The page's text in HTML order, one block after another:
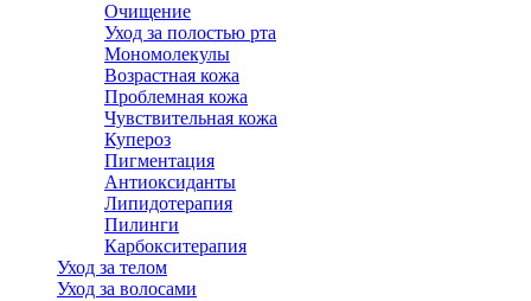
Очищение
Уход за полостью рта
Мономолекулы
Возрастная кожа
Проблемная кожа
Чувствительная кожа
Купероз
Пигментация
Антиоксиданты
Липидотерапия
Пилинги
Карбокситерапия
Уход за телом
Уход за волосами